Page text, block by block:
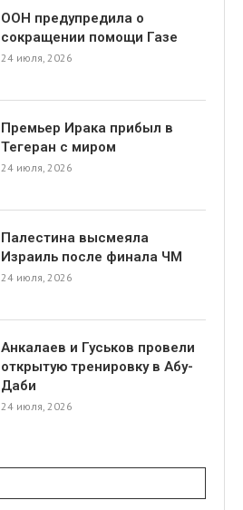
ООН предупредила о
сокращении помощи Газе
24 июля, 2026
Премьер Ирака прибыл в
Тегеран с миром
24 июля, 2026
Палестина высмеяла
Израиль после финала ЧМ
24 июля, 2026
Анкалаев и Гуськов провели
открытую тренировку в Абу-
Даби
24 июля, 2026